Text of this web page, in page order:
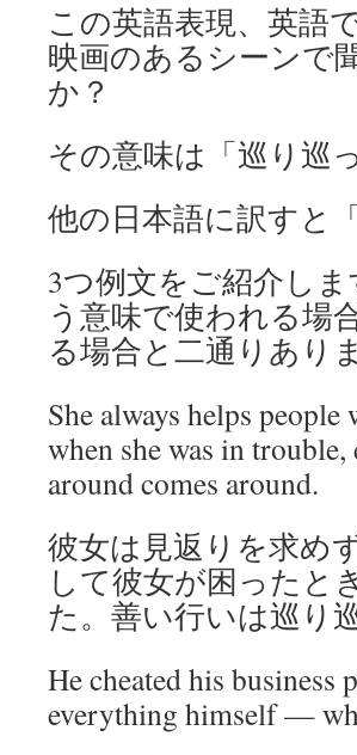
この英語表現、英語
映画のあるシーンで
か？
その意味は「巡り巡
他の日本語に訳すと
3つ例文をご紹介し
う意味で使われる場
る場合と二通りあり
She always helps
when she was in
around comes around.
彼女は見返りを求め
して彼女が困ったと
た。善い行いは巡り
He cheated his business
everything himself —